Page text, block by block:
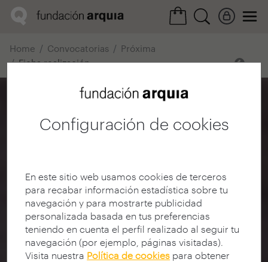
Configuración de cookies
En este sitio web usamos cookies de terceros
para recabar información estadística sobre tu
navegación y para mostrarte publicidad
personalizada basada en tus preferencias
teniendo en cuenta el perfil realizado al seguir tu
navegación (por ejemplo, páginas visitadas).
Visita nuestra Política de cookies para obtener
Home Convocatorias
Próxima
Ficha realización